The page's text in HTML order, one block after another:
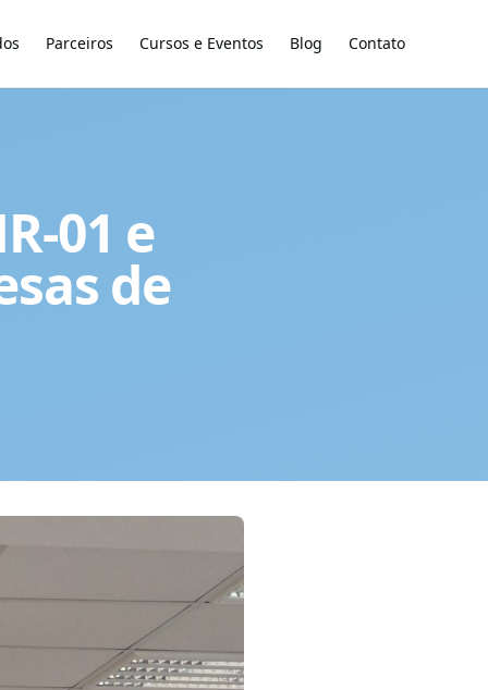
Parceiros Cursos e Eventos Blog Contato
01 e
de